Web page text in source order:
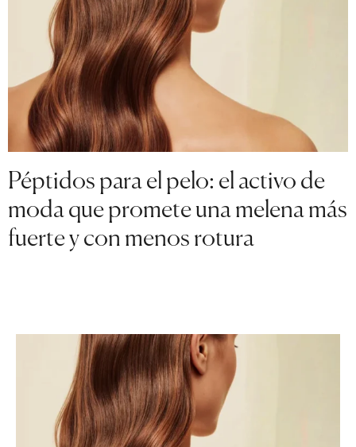
Péptidos para el pelo: el activo de
moda que promete una melena más
fuerte y con menos rotura